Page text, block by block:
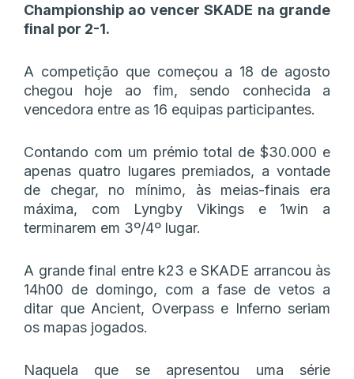
Championship ao vencer SKADE na grande
final por 2-1.
A competição que começou a 18 de agosto
chegou hoje ao fim, sendo conhecida a
vencedora entre as 16 equipas participantes.
Contando com um prémio total de $30.000 e
apenas quatro lugares premiados, a vontade
de chegar, no mínimo, às meias-finais era
máxima, com Lyngby Vikings e 1win a
terminarem em 3º/4º lugar.
A grande final entre k23 e SKADE arrancou às
14h00 de domingo, com a fase de vetos a
ditar que Ancient, Overpass e Inferno seriam
os mapas jogados.
Naquela que se apresentou uma série